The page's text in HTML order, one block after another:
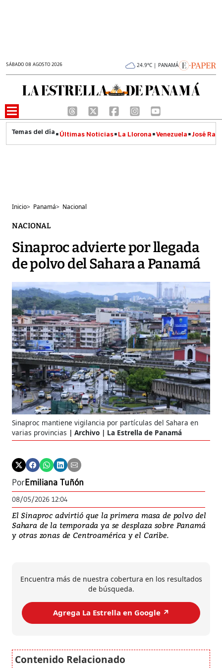
SÁBADO 08 AGOSTO 2026 24.9°C | PANAMÁ
Últimas Noticias La Llorona Venezuela José
Inicio> Panamá> Nacional
NACIONAL
Sinaproc advierte por llegada
de polvo del Sahara a Panamá
Sinaproc mantiene vigilancia por partículas del Sahara en
varias provincias
Archivo | La Estrella de Panamá
PorEmiliana Tuñón
08/05/2026 12:04
El Sinaproc advirtió que la primera masa de polvo del
Sahara de la temporada ya se desplaza sobre Panamá
y otras zonas de Centroamérica y el Caribe.
Encuentra más de nuestra cobertura en los resultados
de búsqueda.
Agrega La Estrella en Google ↗️